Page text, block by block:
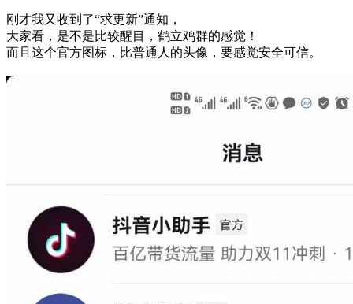
刚才我又收到了“求更新”通知，
大家看，是不是比较醒目，鹤立鸡群的感觉！
而且这个官方图标，比普通人的头像，要感觉安全可信。